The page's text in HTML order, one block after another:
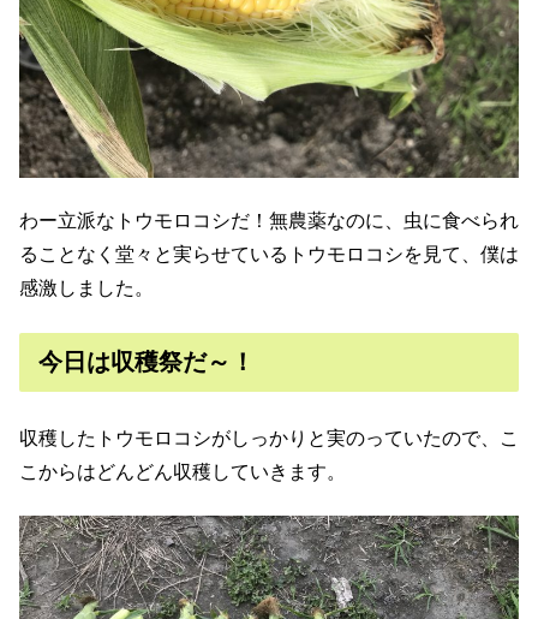
わー立派なトウモロコシだ！無農薬なのに、虫に食べられ
ることなく堂々と実らせているトウモロコシを見て、僕は
感激しました。
今日は収穫祭だ～！
収穫したトウモロコシがしっかりと実のっていたので、こ
こからはどんどん収穫していきます。